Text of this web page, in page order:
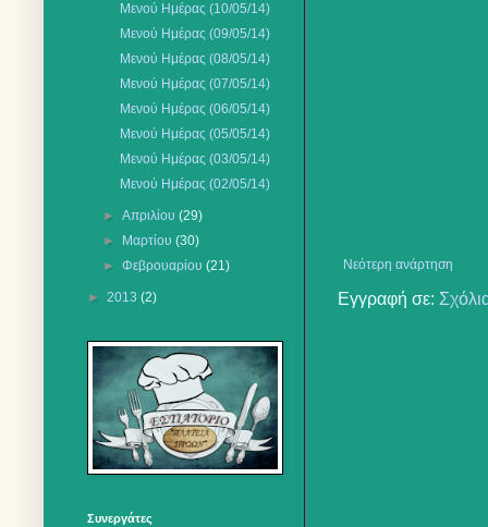
Νεότερη ανάρτηση
Εγγραφή σε:
Μενού Ημέρας (10/05/14)
Μενού Ημέρας (09/05/14)
Μενού Ημέρας (08/05/14)
Μενού Ημέρας (07/05/14)
Μενού Ημέρας (06/05/14)
Μενού Ημέρας (05/05/14)
Μενού Ημέρας (03/05/14)
Μενού Ημέρας (02/05/14)
►Απριλίου(29)
►
Μαρτίου(30)
►Φεβρουαρίου(21)
► 2013 (2)
Συνεργάτες